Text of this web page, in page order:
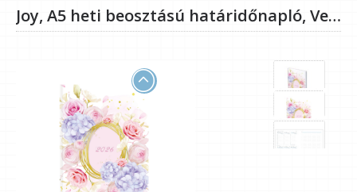
Joy, A5 heti beosztású határidőnapló, Velence